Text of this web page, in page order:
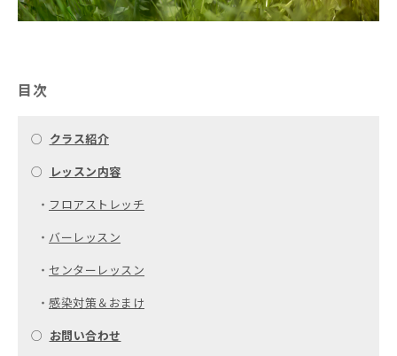
目次
○ クラス紹介
○
レッスン内容
・ フロアストレッチ
・ バーレッスン
・ センターレッスン
・ 感染対策＆おまけ
○ お問い合わせ